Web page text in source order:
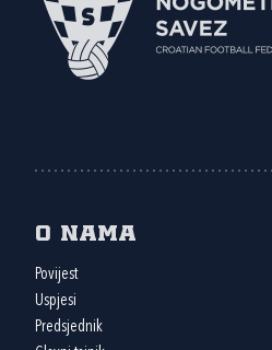
O nama
Povijest
Uspjesi
Predsjednik